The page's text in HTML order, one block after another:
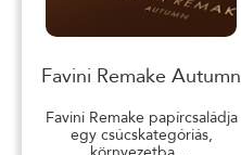
Favini Remake Autumn
Favini Remake papírcsaládja
egy csúcskategóriás,